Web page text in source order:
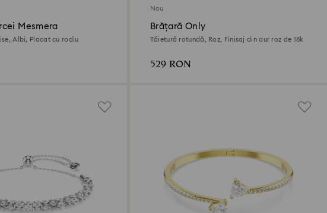
Mesmera
Albi, Placat cu rodiu
Nou
Brățară Only
Tăietură rotundă, Roz, Finisaj din aur roz de 18k
529 RON